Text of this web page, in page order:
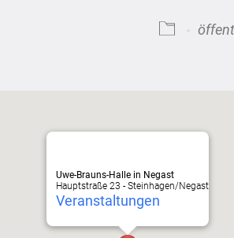
Uwe-Brauns-Halle in Negast
Hauptstraße 23 - Steinhagen/Negast
Veranstaltungen